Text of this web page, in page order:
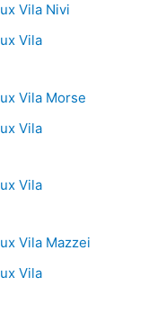
Vila Nivi
Vila
Vila Morse
Vila
Vila
Vila Mazzei
Vila